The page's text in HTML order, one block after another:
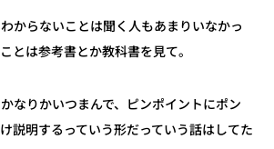
からないことは聞く人もあまりいなかっ
とは参考書とか教科書を見て。
なりかいつまんで、ピンポイントにポン
説明するっていう形だっていう話はしてた